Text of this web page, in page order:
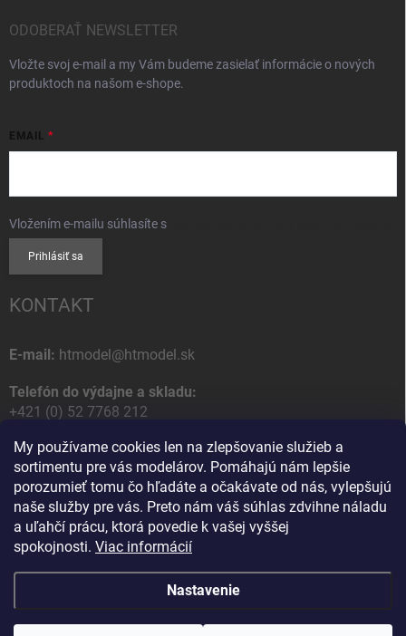
My používame cookies len na zlepšovanie služieb a
sortimentu pre vás modelárov. Pomáhajú nám lepšie
porozumieť tomu čo hľadáte a očakávate od nás, vylepšujú
naše služby pre vás. Preto nám váš súhlas zdvihne náladu
a uľahčí prácu, ktorá povedie k vašej vyššej
spokojnosti. Viac informácií
Nastavenie
ODOBERAŤ NEWSLETTER
Vložte svoj e-mail a my Vám budeme zasielať informácie o nových
produktoch na našom e-shope.
EMAIL
Vložením e-mailu súhlasíte s
Prihlásiť sa
KONTAKT
E-mail: htmodel@htmodel.sk
Telefón do výdajne a skladu:
+421 (0) 52 7768 212
Poštová / Odberná adresa:
HT model
Na letisko 49
058 01 Poprad
Slovenská Republika
Copyright 2026HT model. Všetky práva vyhradené.Upraviť nastavenie